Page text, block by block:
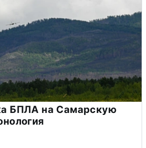
БПЛА на Самарскую